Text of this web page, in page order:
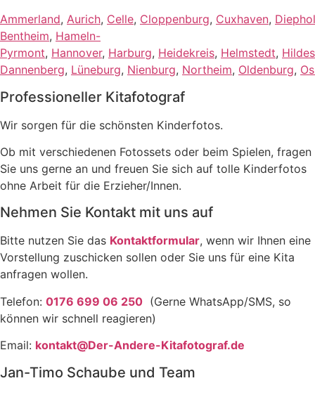
Ammerland, Aurich, Celle, Cloppenburg, Cuxhaven,
Bentheim, Hameln-
Pyrmont, Hannover, Harburg, Heidekreis, Helmstedt,
Dannenberg, Lüneburg, Nienburg, Northeim, Oldenburg,
Professioneller Kitafotograf​
Wir sorgen für die schönsten Kinderfotos.
Ob mit verschiedenen Fotossets oder beim Spielen, fragen
Sie uns gerne an und freuen Sie sich auf tolle Kinderfotos
ohne Arbeit für die Erzieher/Innen.
Nehmen Sie Kontakt mit uns auf​
Bitte nutzen Sie das Kontaktformular, wenn wir Ihnen eine
Vorstellung zuschicken sollen oder Sie uns für eine Kita
anfragen wollen.
Telefon: 0176 699 06 250 (Gerne WhatsApp/SMS, so
können wir schnell reagieren)
Email: kontakt@Der-Andere-Kitafotograf.de
Jan-Timo Schaube und Team